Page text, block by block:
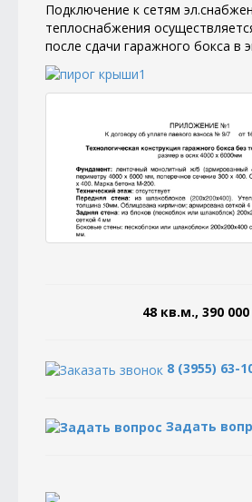
Подключение к сетям
теплоснабжения
после сдачи гаражного бокса в
48 кв.м., 390 000
8 (3955) 63-
Задать